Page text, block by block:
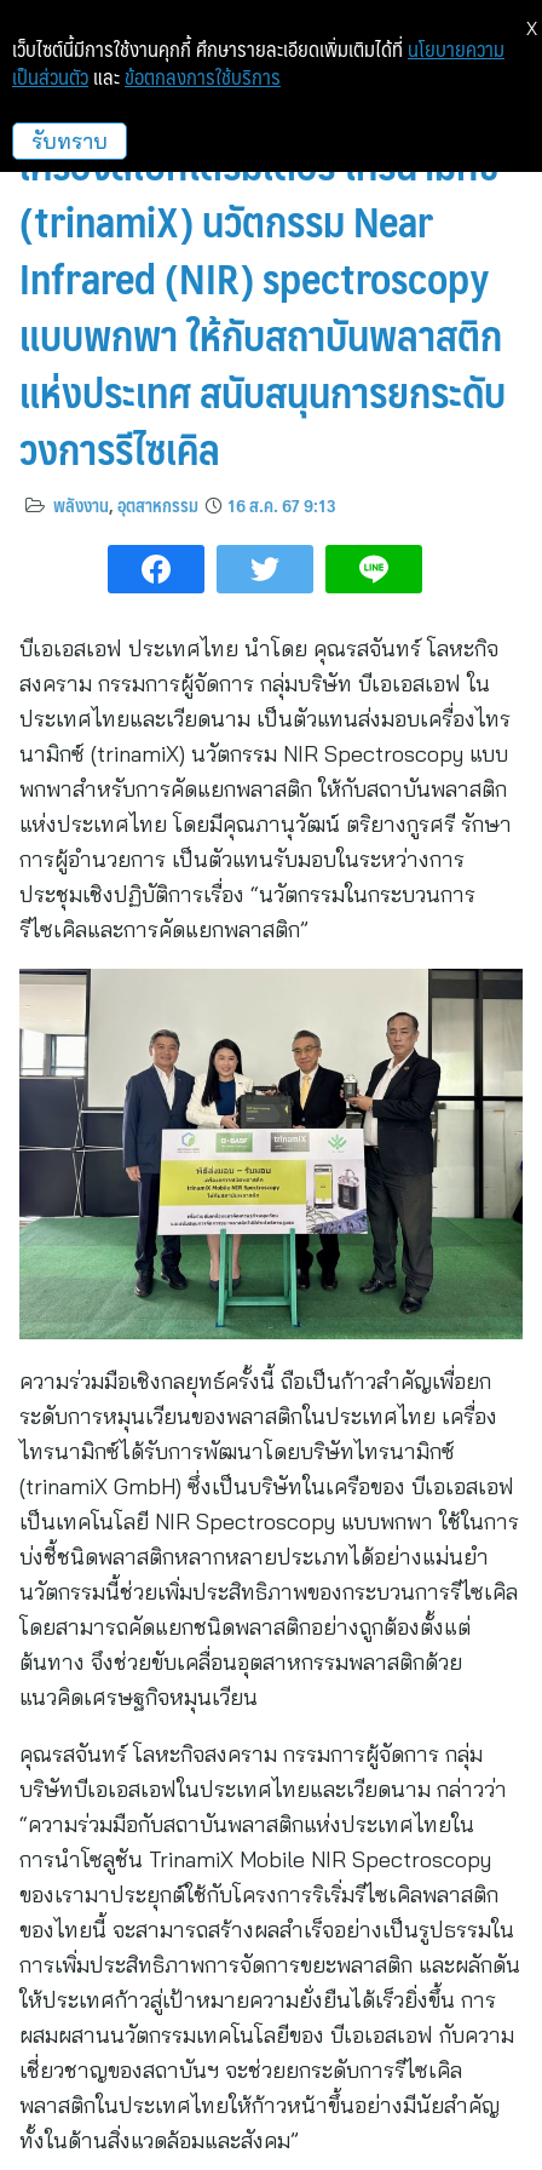
บีเอเอสเอฟ ประเทศไทย ส่งมอบ
เครื่องสเปกโตรมิเตอร์ ไทรนามิกซ์
(trinamiX) นวัตกรรม Near
Infrared (NIR) spectroscopy
แบบพกพา ให้กับสถาบันพลาสติก
แห่งประเทศ สนับสนุนการยกระดับ
วงการรีไซเคิล
พลังงาน,อุตสาหกรรม 16 ส.ค. 67 9:13
บีเอเอสเอฟ ประเทศไทย นำโดย คุณรสจันทร์ โลหะกิจ
สงคราม กรรมการผู้จัดการ กลุ่มบริษัท บีเอเอสเอฟ ใน
ประเทศไทยและเวียดนาม เป็นตัวแทนส่งมอบเครื่องไทร
นามิกซ์ (trinamiX) นวัตกรรม NIR Spectroscopy แบบ
พกพาสำหรับการคัดแยกพลาสติก ให้กับสถาบันพลาสติก
แห่งประเทศไทย โดยมีคุณภานุวัฒน์ ตริยางกูรศรี รักษา
การผู้อำนวยการ เป็นตัวแทนรับมอบในระหว่างการ
ประชุมเชิงปฏิบัติการเรื่อง “นวัตกรรมในกระบวนการ
รีไซเคิลและการคัดแยกพลาสติก”
ความร่วมมือเชิงกลยุทธ์ครั้งนี้ ถือเป็นก้าวสำคัญเพื่อยก
ระดับการหมุนเวียนของพลาสติกในประเทศไทย เครื่อง
ไทรนามิกซ์ได้รับการพัฒนาโดยบริษัทไทรนามิกซ์
(trinamiX GmbH) ซึ่งเป็นบริษัทในเครือของ บีเอเอสเอฟ
เป็นเทคโนโลยี NIR Spectroscopy แบบพกพา ใช้ในการ
บ่งชี้ชนิดพลาสติกหลากหลายประเภทได้อย่างแม่นยํา
นวัตกรรมนี้ช่วยเพิ่มประสิทธิภาพของกระบวนการรีไซเคิล
โดยสามารถคัดแยกชนิดพลาสติกอย่างถูกต้องตั้งแต่
ต้นทาง จึงช่วยขับเคลื่อนอุตสาหกรรมพลาสติกด้วย
แนวคิดเศรษฐกิจหมุนเวียน
คุณรสจันทร์ โลหะกิจสงคราม กรรมการผู้จัดการ กลุ่ม
บริษัทบีเอเอสเอฟในประเทศไทยและเวียดนาม กล่าวว่า
“ความร่วมมือกับสถาบันพลาสติกแห่งประเทศไทยใน
การนำโซลูชัน TrinamiX Mobile NIR Spectroscopy
ของเรามาประยุกต์ใช้กับโครงการริเริ่มรีไซเคิลพลาสติก
ของไทยนี้ จะสามารถสร้างผลสำเร็จอย่างเป็นรูปธรรมใน
การเพิ่มประสิทธิภาพการจัดการขยะพลาสติก และผลักดัน
ให้ประเทศก้าวสู่เป้าหมายความยั่งยืนได้เร็วยิ่งขึ้น การ
ผสมผสานนวัตกรรมเทคโนโลยีของ บีเอเอสเอฟ กับความ
เชี่ยวชาญของสถาบันฯ จะช่วยยกระดับการรีไซเคิล
พลาสติกในประเทศไทยให้ก้าวหน้าขึ้นอย่างมีนัยสำคัญ
ทั้งในด้านสิ่งแวดล้อมและสังคม”
เว็บไซต์นี้มีการใช้งานคุกกี้ ศึกษารายละเอียดเพิ่มเติมได้ที่ นโยบายความ
เป็นส่วนตัว และ ข้อตกลงการใช้บริการ
รับทราบ
X